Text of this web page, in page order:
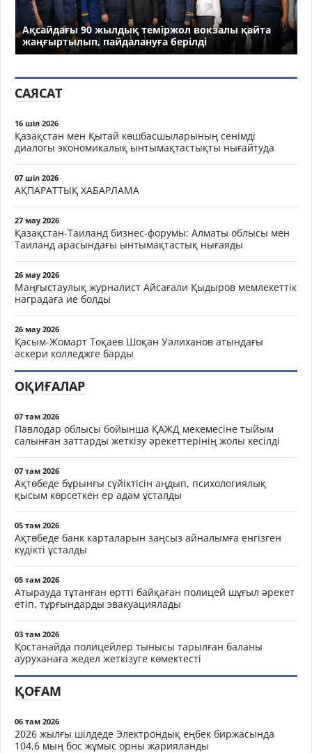
Ақсайдағы 90 жылдық теміржол вокзалы қайта
жаңғыртылып, пайдалануға берілді
САЯСАТ
16 шіл 2026
Қазақстан мен Қытай көшбасшыларының сенімді
диалогы экономикалық ынтымақтастықты нығайтуда
07 шіл 2026
АҚПАРАТТЫҚ ХАБАРЛАМА
27 мау 2026
Қазақстан-Таиланд бизнес-форумы: Алматы облысы мен
Таиланд арасындағы ынтымақтастық нығаяды
26 мау 2026
Маңғыстаулық журналист Айсағали Қыдыров мемлекеттік
наградаға ие болды
26 мау 2026
Қасым-Жомарт Тоқаев Шоқан Уәлиханов атындағы
әскери колледжге барды
ОҚИҒАЛАР
07 там 2026
Павлодар облысы бойынша ҚАЖД мекемесіне тыйым
салынған заттарды жеткізу әрекеттерінің жолы кесілді
07 там 2026
Ақтөбеде бұрынғы сүйіктісін аңдып, психологиялық
қысым көрсеткен ер адам ұсталды
05 там 2026
Ақтөбеде банк карталарын заңсыз айналымға енгізген
күдікті ұсталды
05 там 2026
Атырауда тұтанған өртті байқаған полицей шұғыл әрекет
етіп, тұрғындарды эвакуациялады
03 там 2026
Қостанайда полицейлер тынысы тарылған баланы
ауруханаға жедел жеткізуге көмектесті
ҚОҒАМ
06 там 2026
2026 жылғы шілдеде Электрондық еңбек биржасында
104,6 мың бос жұмыс орны жарияланды